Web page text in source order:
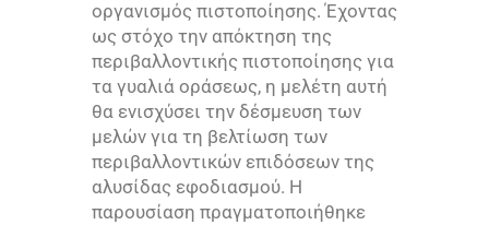
οργανισμός πιστοποίησης. Έχοντας
ως στόχο την απόκτηση της
περιβαλλοντικής πιστοποίησης για
τα γυαλιά οράσεως, η μελέτη αυτή
θα ενισχύσει την δέσμευση των
μελών για τη βελτίωση των
περιβαλλοντικών επιδόσεων της
αλυσίδας εφοδιασμού. Η
παρουσίαση πραγματοποιήθηκε